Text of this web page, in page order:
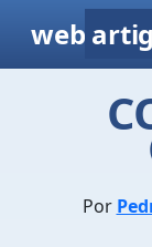
web
Por